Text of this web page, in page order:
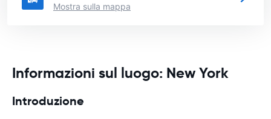
Mostra sulla mappa
Informazioni sul luogo: New York
Introduzione